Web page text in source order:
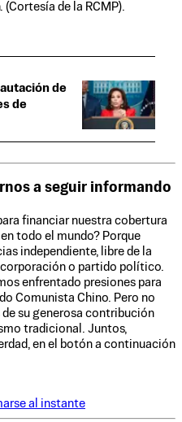
de la RCMP).
de
de
a seguir informando
financiar nuestra cobertura
todo el mundo? Porque
independiente, libre de la
o partido político.
enfrentado presiones para
Comunista Chino. Pero no
su generosa contribución
tradicional. Juntos,
en el botón a continuación
al instante